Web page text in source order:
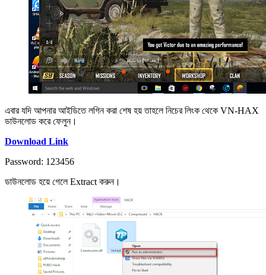
এবার যদি আপনার আইডিতে লগিন করা শেষ হয় তাহলে নিচের লিংক থেকে VN-HAX
ডাউনলোড করে ফেলুন।
Download Link
Password: 123456
ডাউনলোড হয়ে গেলে Extract করুন।